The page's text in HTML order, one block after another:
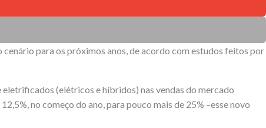
para os próximos anos, de acordo com estudos feitos por
eletrificados (elétricos e híbridos) nas vendas do mercado
no começo do ano, para pouco mais de 25% –esse novo